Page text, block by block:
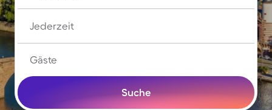
Jederzeit
Gäste
Suche